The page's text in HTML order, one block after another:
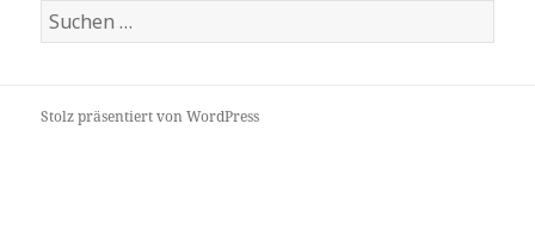
Suche
nach:
Stolz präsentiert von WordPress